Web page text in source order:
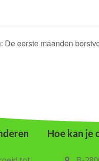
De eerste maanden
Hoe kan je